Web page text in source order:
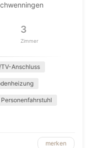
3
Zimmer
TV-Anschluss
Personenfahrstuhl
merken